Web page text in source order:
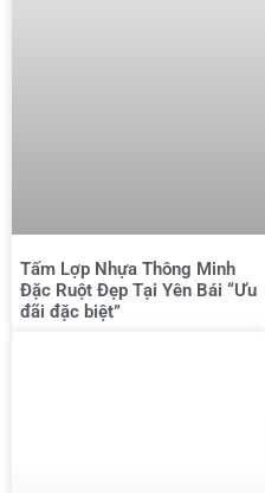
Tấm Lợp Nhựa Thông Minh
Đặc Ruột Đẹp Tại Yên Bái “Ưu
đãi đặc biệt”